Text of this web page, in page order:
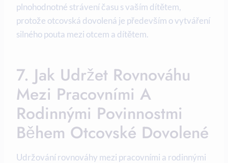
plnohodnotné strávení času s vaším‌ dítětem,
protože otcovská dovolená je především o vytváření
silného pouta mezi otcem ​a dítětem.
7. Jak Udržet Rovnováhu
Mezi Pracovními A​
Rodinnými Povinnostmi
Během Otcovské Dovolené
Udržování rovnováhy mezi pracovními a rodinnými